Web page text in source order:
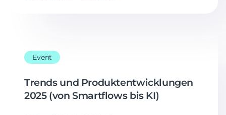
Event
Trends und Produktentwicklungen
2025 (von Smartflows bis KI)